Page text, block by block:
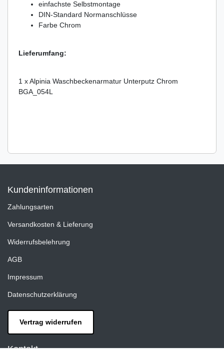
einfachste Selbstmontage
DIN-Standard Normanschlüsse
Farbe Chrom
Lieferumfang:
1 x Alpinia Waschbeckenarmatur Unterputz Chrom
BGA_054L
Kundeninformationen
Zahlungsarten
Versandkosten & Lieferung
Widerrufsbelehrung
AGB
Impressum
Datenschutzerklärung
Vertrag widerrufen